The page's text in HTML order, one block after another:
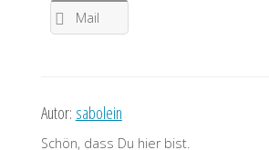
Mail
Autor: sabolein
Schön, dass Du hier bist.